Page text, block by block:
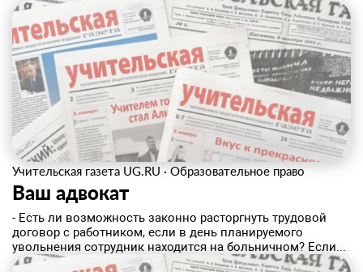
Учительская газета UG.RU · Образовательное право
Ваш адвокат
- Есть ли возможность законно расторгнуть трудовой
договор с работником, если в день планируемого
увольнения сотрудник находится на больничном? Если...